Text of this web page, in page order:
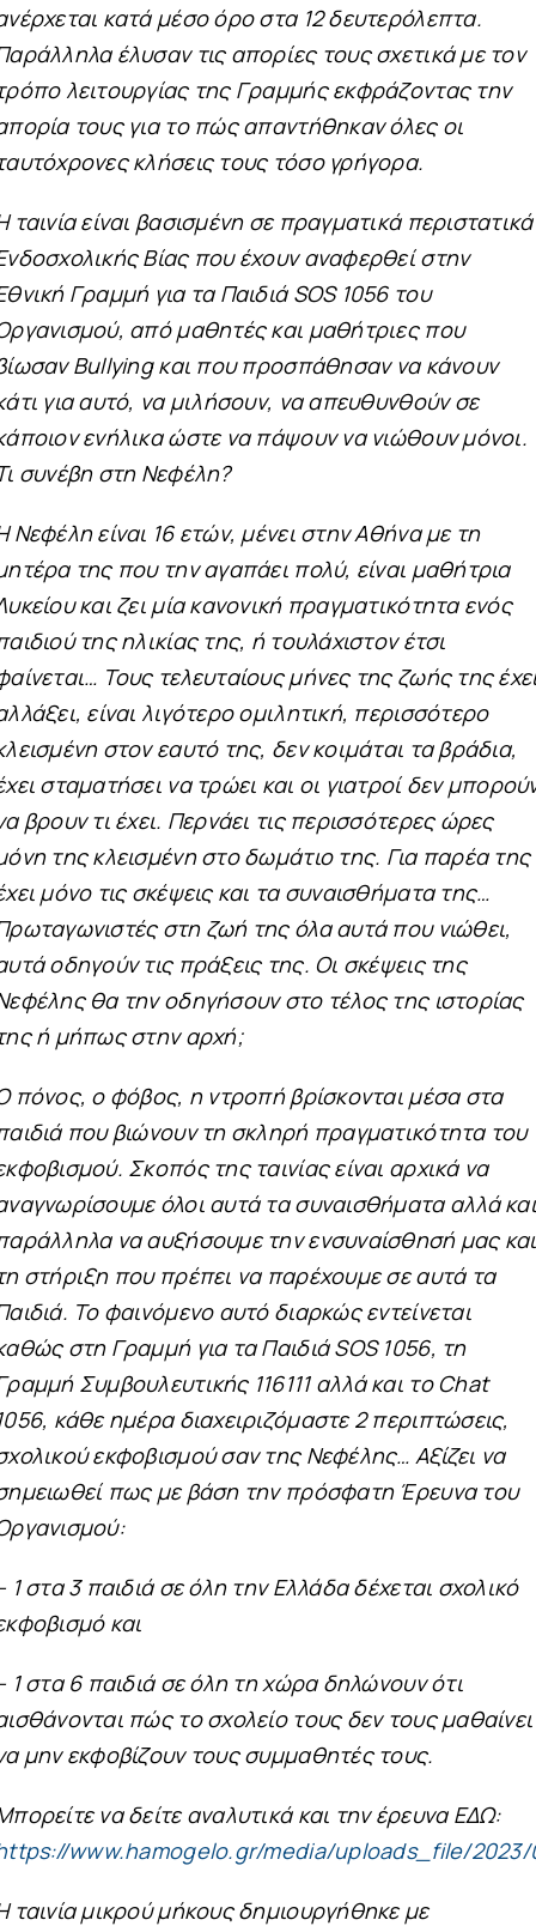
κατά μέσο όρο στα 12 δευτερόλεπτα.
έλυσαν τις απορίες τους σχετικά με τον
λειτουργίας της Γραμμής εκφράζοντας την
τους για το πώς απαντήθηκαν όλες οι
κλήσεις τους τόσο γρήγορα.
ταινία είναι βασισμένη σε πραγματικά περιστατικά
Βίας που έχουν αναφερθεί στην
Γραμμή για τα Παιδιά SOS 1056 του
από μαθητές και μαθήτριες που
Bullying και που προσπάθησαν να κάνουν
για αυτό, να μιλήσουν, να απευθυνθούν σε
ενήλικα ώστε να πάψουν να νιώθουν μόνοι.
συνέβη στη Νεφέλη?
Νεφέλη είναι 16 ετών, μένει στην Αθήνα με τη
της που την αγαπάει πολύ, είναι μαθήτρια
και ζει μία κανονική πραγματικότητα ενός
της ηλικίας της, ή τουλάχιστον έτσι
Τους τελευταίους μήνες της ζωής της
είναι λιγότερο ομιλητική, περισσότερο
στον εαυτό της, δεν κοιμάται τα βράδια,
σταματήσει να τρώει και οι γιατροί δεν
βρουν τι έχει. Περνάει τις περισσότερες ώρες
της κλεισμένη στο δωμάτιο της. Για παρέα της
μόνο τις σκέψεις και τα συναισθήματα της…
στη ζωή της όλα αυτά που νιώθει,
οδηγούν τις πράξεις της. Οι σκέψεις της
θα την οδηγήσουν στο τέλος της ιστορίας
ή μήπως στην αρχή;
πόνος, ο φόβος, η ντροπή βρίσκονται μέσα στα
που βιώνουν τη σκληρή πραγματικότητα του
Σκοπός της ταινίας είναι αρχικά να
όλοι αυτά τα συναισθήματα αλλά και
να αυξήσουμε τηνενσυναίσθησή μας και
στήριξη που πρέπει να παρέχουμε σε αυτά τα
Το φαινόμενο αυτό διαρκώς εντείνεται
στη Γραμμή για τα Παιδιά SOS 1056, τη
Συμβουλευτικής 116111 αλλά και το Chat
κάθε ημέρα διαχειριζόμαστε 2 περιπτώσεις,
εκφοβισμού σαν της Νεφέλης… Αξίζει να
πως με βάση την πρόσφατη Έρευνα του
1 στα 3 παιδιά σε όλη την Ελλάδα δέχεται σχολικό
και
1 στα 6 παιδιά σε όλη τη χώρα δηλώνουν ότι
πώς το σχολείο τους δεν τους μαθαίνει
μην εκφοβίζουν τους συμμαθητές τους.
να δείτε αναλυτικά και την έρευνα ΕΔΩ:
www.hamogelo.gr/media/uploads_file/
ταινία μικρού μήκους δημιουργήθηκε με